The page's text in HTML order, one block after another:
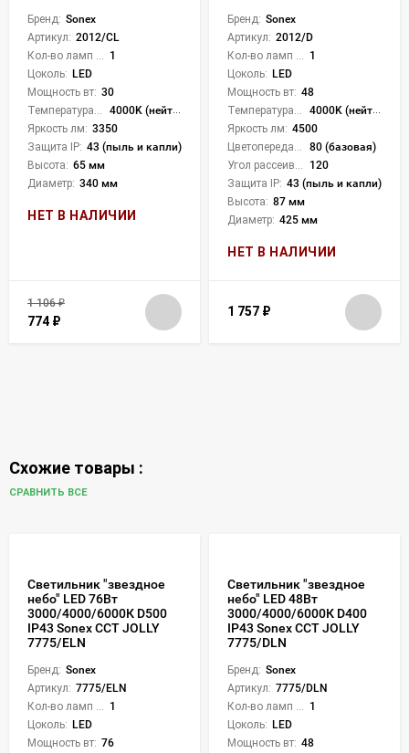
Бренд: Sonex
Артикул: 2012/CL
1
Цоколь: LED
Мощность вт: 30
4000K (нейтральный)
Яркость лм: 3350
Защита IP: 43 (пыль и капли)
Высота: 65 мм
Диаметр: 340 мм
НЕТ В НАЛИЧИИ
1 106₽
774 ₽
Бренд: Sonex
Артикул: 2012/D
1
Цоколь: LED
Мощность вт: 48
4000K (нейтральный)
Яркость лм: 4500
80 (базовая)
120
Защита IP: 43 (пыль и капли)
Высота: 87 мм
Диаметр: 425 мм
НЕТ В НАЛИЧИИ
1 757 ₽
Схожие товары :
СРАВНИТЬ ВСЕ
Светильник "звездное
небо" LED 76Вт
3000/4000/6000К D500
IP43 Sonex CCT JOLLY
7775/ELN
Бренд: Sonex
Артикул: 7775/ELN
1
Цоколь: LED
Мощность вт: 76
Светильник "звездное
небо" LED 48Вт
3000/4000/6000К D400
IP43 Sonex CCT JOLLY
7775/DLN
Бренд: Sonex
Артикул: 7775/DLN
1
Цоколь: LED
Мощность вт: 48